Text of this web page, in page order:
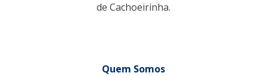
de Cachoeirinha.
Quem Somos